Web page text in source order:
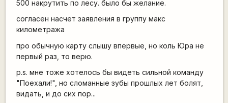
500 накрутить по лесу. было бы желание.
согласен насчет заявления в группу макс
километража
про обычную карту слышу впервые, но коль Юра не
первый раз, то верю.
p.s. мне тоже хотелось бы видеть сильной команду
"Поехали!", но сломанные зубы прошлых лет болят,
видать, и до сих пор...